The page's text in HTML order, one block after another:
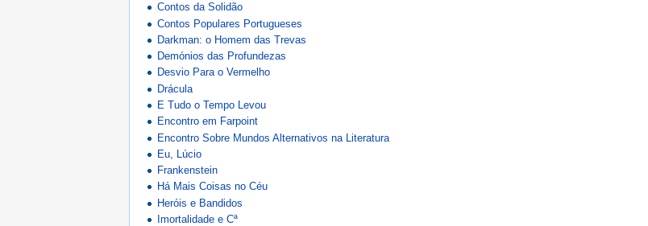
Contos da Solidão
Contos Populares Portugueses
Darkman: o Homem das Trevas
Demónios das Profundezas
Desvio Para o Vermelho
Drácula
E Tudo o Tempo Levou
Encontro em Farpoint
Encontro Sobre Mundos Alternativos na Literatura
Eu, Lúcio
Frankenstein
Há Mais Coisas no Céu
Heróis e Bandidos
Imortalidade e Cª